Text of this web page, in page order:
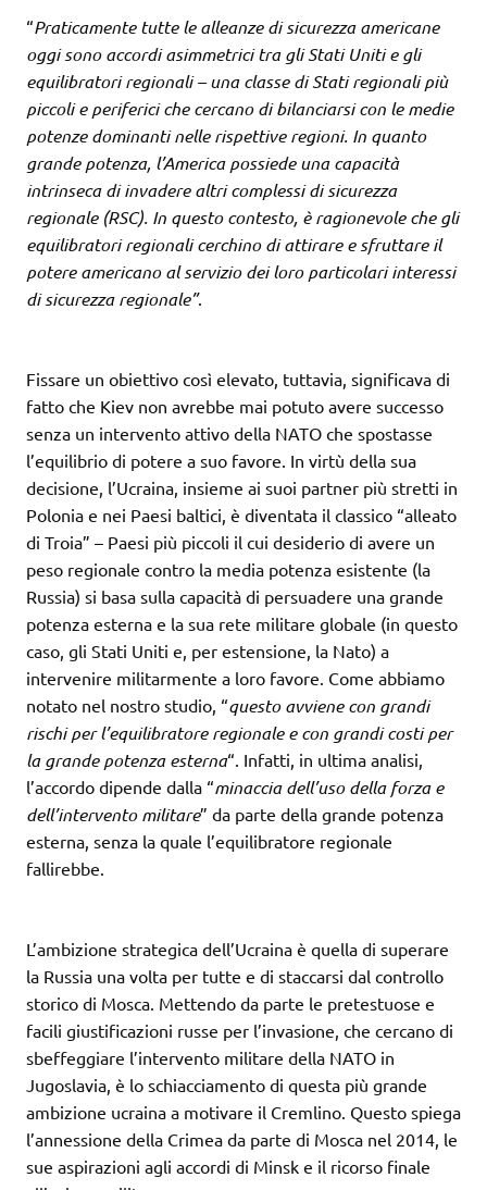
“Praticamente tutte le alleanze di sicurezza americane
oggi sono accordi asimmetrici tra gli Stati Uniti e gli
equilibratori regionali – una classe di Stati regionali più
piccoli e periferici che cercano di bilanciarsi con le medie
potenze dominanti nelle rispettive regioni. In quanto
grande potenza, l’America possiede una capacità
intrinseca di invadere altri complessi di sicurezza
regionale (RSC). In questo contesto, è ragionevole che gli
equilibratori regionali cerchino di attirare e sfruttare il
potere americano al servizio dei loro particolari interessi
di sicurezza regionale”.
Fissare un obiettivo così elevato, tuttavia, significava di
fatto che Kiev non avrebbe mai potuto avere successo
senza un intervento attivo della NATO che spostasse
l’equilibrio di potere a suo favore. In virtù della sua
decisione, l’Ucraina, insieme ai suoi partner più stretti in
Polonia e nei Paesi baltici, è diventata il classico “alleato
di Troia” – Paesi più piccoli il cui desiderio di avere un
peso regionale contro la media potenza esistente (la
Russia) si basa sulla capacità di persuadere una grande
potenza esterna e la sua rete militare globale (in questo
caso, gli Stati Uniti e, per estensione, la Nato) a
intervenire militarmente a loro favore. Come abbiamo
notato nel nostro studio, “questo avviene con grandi
rischi per l’equilibratore regionale e con grandi costi per
la grande potenza esterna“. Infatti, in ultima analisi,
l’accordo dipende dalla “minaccia dell’uso della forza e
dell’intervento militare” da parte della grande potenza
esterna, senza la quale l’equilibratore regionale
fallirebbe.
L’ambizione strategica dell’Ucraina è quella di superare
la Russia una volta per tutte e di staccarsi dal controllo
storico di Mosca. Mettendo da parte le pretestuose e
facili giustificazioni russe per l’invasione, che cercano di
sbeffeggiare l’intervento militare della NATO in
Jugoslavia, è lo schiacciamento di questa più grande
ambizione ucraina a motivare il Cremlino. Questo spiega
l’annessione della Crimea da parte di Mosca nel 2014, le
sue aspirazioni agli accordi di Minsk e il ricorso finale